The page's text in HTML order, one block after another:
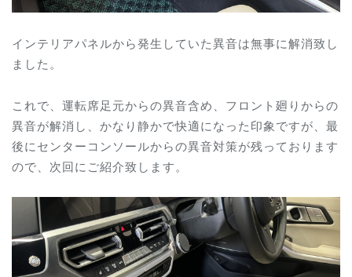
インテリアパネルから発生していた異音は無事に解消致し
ました。
これで、運転席足元からの異音含め、フロント廻りからの
異音が解消し、かなり静かで快適になった印象ですが、最
後にセンターコンソールからの異音対策が残っております
ので、次回にご紹介致します。